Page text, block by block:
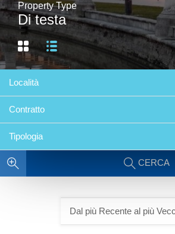
Property Type
Di testa
Località
Contratto
Tipologia
CERCA
Dal più Recente al più